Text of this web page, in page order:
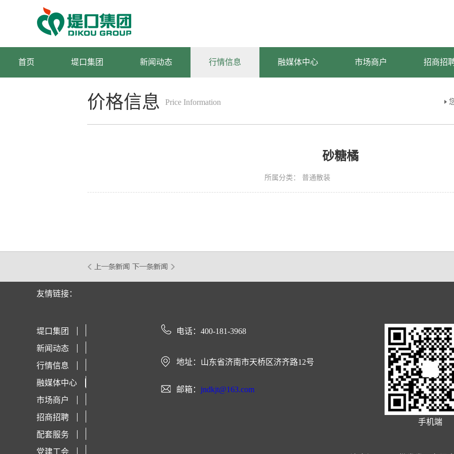
首页 堤口集团 新闻动态 行情信息 融媒体中心 市场商户 招商招
价格信息 Price Information
砂糖橘
所属分类： 普通散装
友情链接：
堤口集团
新闻动态
行情信息
融媒体中心
市场商户
招商招聘
配套服务
党建工会
电话：400-181-3968
地址：山东省济南市天桥区济齐路12号
邮箱： jndkjt@163.com
手机端